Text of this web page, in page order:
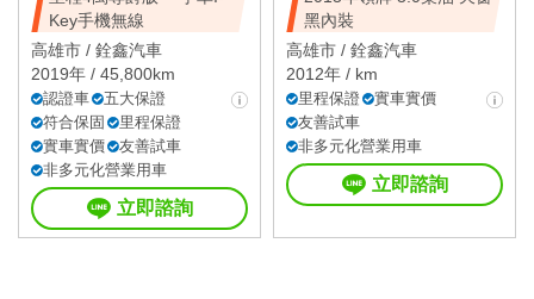
Key手機無線
高雄市 / 銓鑫汽車
2019年 / 45,800km
認證車
五大保證
符合保固
里程保證
實車實價
友善試車
非多元化營業用車
立即諮詢
黑內裝
高雄市 / 銓鑫汽車
2012年 / km
里程保證
實車實價
友善試車
非多元化營業用車
立即諮詢